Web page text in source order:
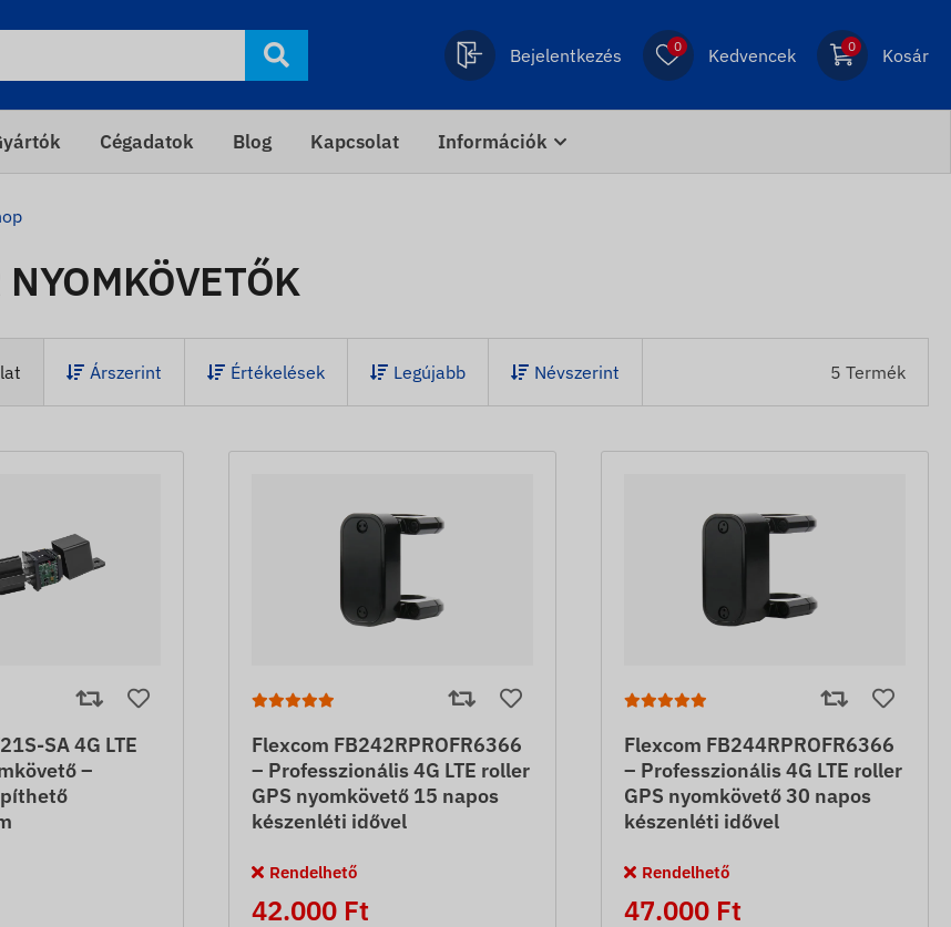
Bejelentkezés 0 Kedvencek 0 Kosár
Cégadatok Blog Kapcsolat Információk
NYOMKÖVETŐK
Árszerint Értékelések Legújabb Névszerint 5 Termék
SA 4G LTE
–
Flexcom FB242RPROFR6366
– Professzionális 4G LTE roller
GPS nyomkövető 15 napos
készenléti idővel
Rendelhető
42.000 Ft
Flexcom FB244RPROFR6366
– Professzionális 4G LTE roller
GPS nyomkövető 30 napos
készenléti idővel
Rendelhető
47.000 Ft